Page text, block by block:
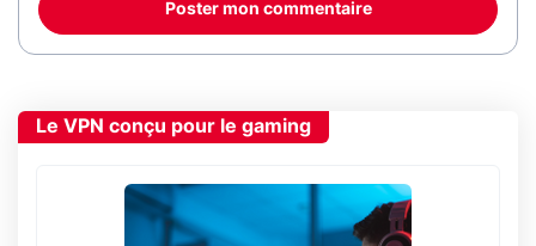
Poster mon commentaire
Le VPN conçu pour le gaming